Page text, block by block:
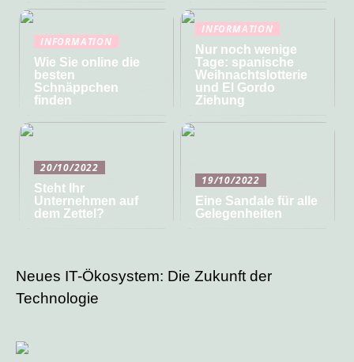
INFORMATION
Wie Sie online die
besten
Schnäppchen
finden
INFORMATION
Nur noch wenige
Tage: spanische
Weihnachtslotterie
und El Gordo
Ziehung
20/10/2022
Steht Ihr
Unternehmen auf
dem Zettel?
19/10/2022
Eine Sandale für alle
Gelegenheiten
Neues IT-Ökosystem: Die Zukunft der
Technologie